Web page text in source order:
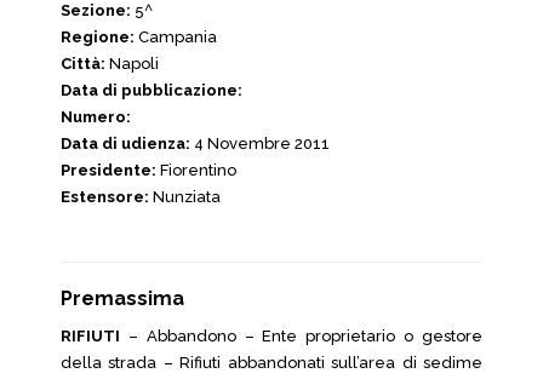
Sezione: 5^
Regione: Campania
Città: Napoli
Data di pubblicazione:
Numero:
Data di udienza: 4 Novembre 2011
Presidente: Fiorentino
Estensore: Nunziata
Premassima
RIFIUTI – Abbandono – Ente proprietario o gestore
della strada – Rifiuti abbandonati sull’area di sedime